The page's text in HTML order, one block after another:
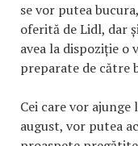
se vor putea
oferită de Lidl, dar
avea la dispoziție o
preparate de către
Cei care vor
august, vor putea